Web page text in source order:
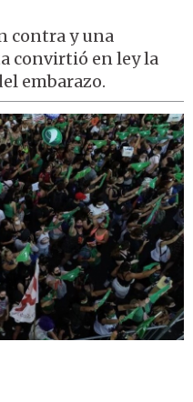
contra y una
convirtió en ley la
embarazo.